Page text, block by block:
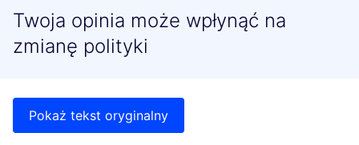
Twoja opinia może wpłynąć na
zmianę polityki
Pokaż tekst oryginalny